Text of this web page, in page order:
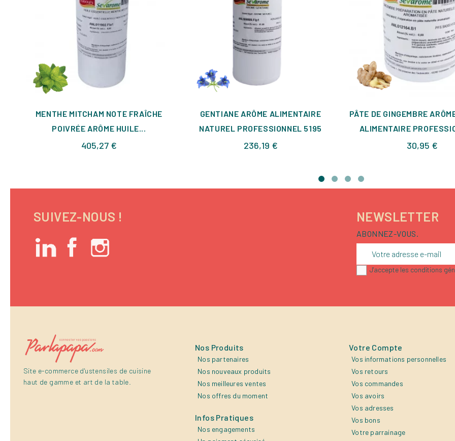
MENTHE MITCHAM NOTE FRAÎCHE
POIVRÉE ARÔME HUILE...
405,27 €
GENTIANE ARÔME ALIMENTAIRE
NATUREL PROFESSIONNEL 5195
236,19 €Prix
PÂTE DE GINGEMBRE
ALIMENTAIRE
30,95 €Prix
SUIVEZ-NOUS ! NEWSLETTER
ABONNEZ-VOUS.
J'accepte les conditions
Site e-commerce d'ustensiles de cuisine
haut de gamme et art de la table.
Nos Produits
Nos partenaires
Nos nouveaux produits
Nos meilleures ventes
Nos offres du moment
Infos Pratiques
Nos engagements
Votre Compte
Vos informations personnelles
Vos retours
Vos commandes
Vos avoirs
Vos adresses
Vos bons
Votre parrainage